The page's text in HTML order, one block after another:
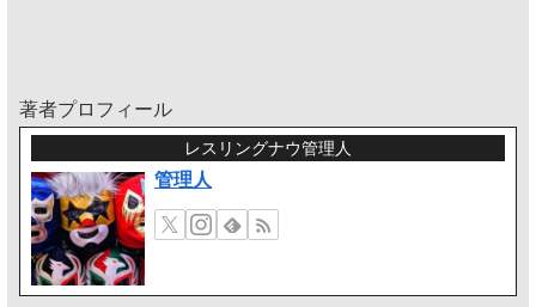
著者プロフィール
レスリングナウ管理人
管理人